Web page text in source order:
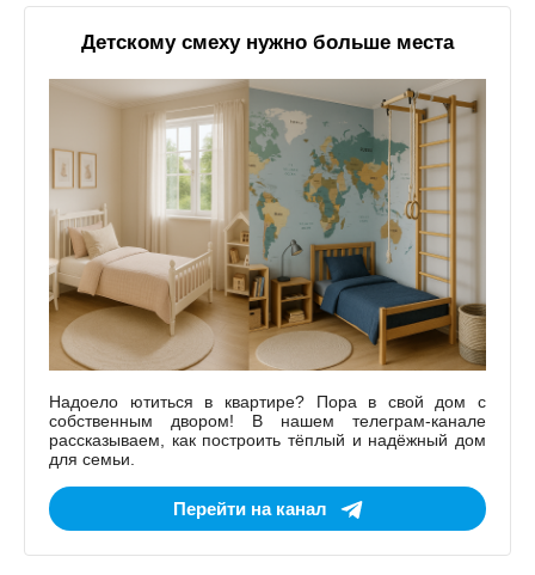
Детскому смеху нужно больше места
Надоело ютиться в квартире? Пора в свой дом с
собственным двором! В нашем телеграм-канале
рассказываем, как построить тёплый и надёжный дом
для семьи.
Перейти на канал